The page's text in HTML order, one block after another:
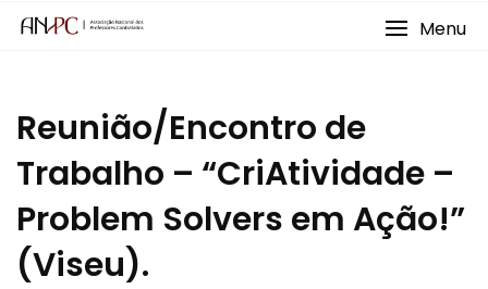
Menu
Reunião/Encontro de
Trabalho – “CriAtividade –
Problem Solvers em Ação!”
(Viseu).